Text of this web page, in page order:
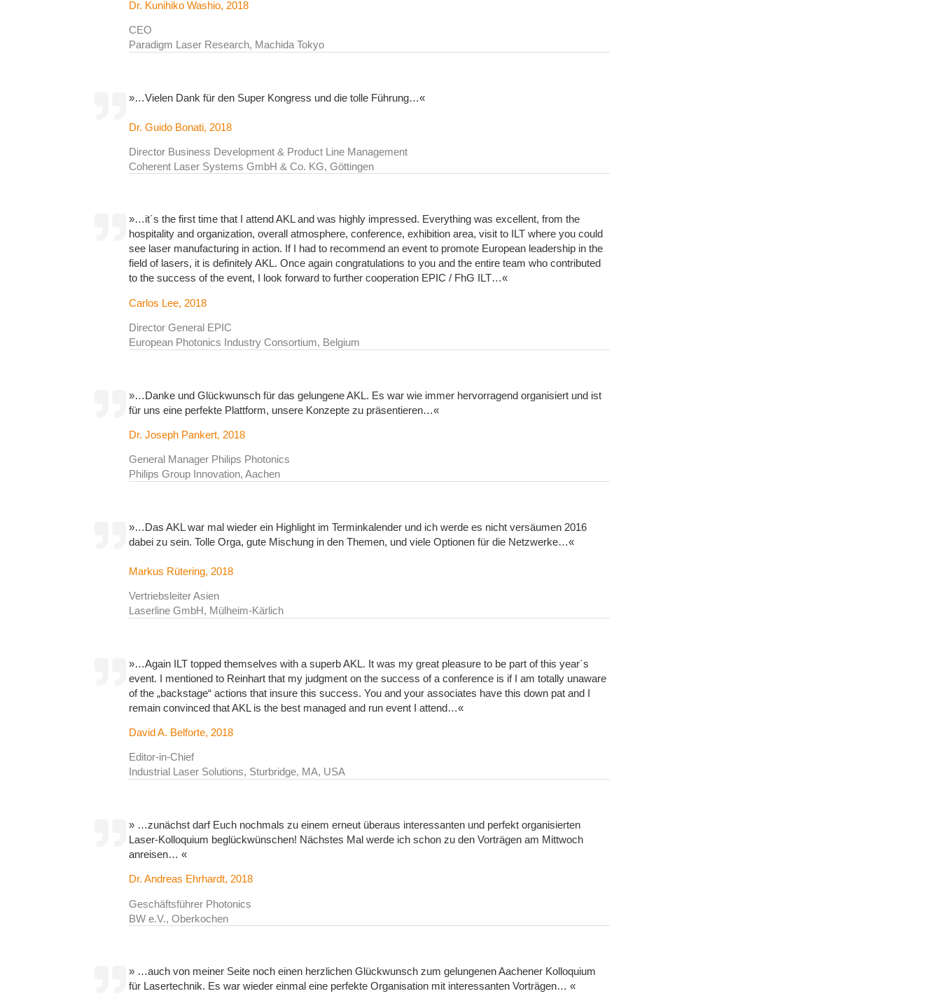
Dr. Kunihiko Washio, 2018
CEO
Paradigm Laser Research, Machida Tokyo
»…Vielen Dank für den Super Kongress und die tolle Führung…«
Dr. Guido Bonati, 2018
Director Business Development & Product Line Management
Coherent Laser Systems GmbH & Co. KG, Göttingen
»…it´s the first time that I attend AKL and was highly impressed. Everything was excellent, from the
hospitality and organization, overall atmosphere, conference, exhibition area, visit to ILT where you could
see laser manufacturing in action. If I had to recommend an event to promote European leadership in the
field of lasers, it is definitely AKL. Once again congratulations to you and the entire team who contributed
to the success of the event, I look forward to further cooperation EPIC / FhG ILT…«
Carlos Lee, 2018
Director General EPIC
European Photonics Industry Consortium, Belgium
»…Danke und Glückwunsch für das gelungene AKL. Es war wie immer hervorragend organisiert und ist
für uns eine perfekte Plattform, unsere Konzepte zu präsentieren…«
Dr. Joseph Pankert, 2018
General Manager Philips Photonics
Philips Group Innovation, Aachen
»…Das AKL war mal wieder ein Highlight im Terminkalender und ich werde es nicht versäumen 2016
dabei zu sein. Tolle Orga, gute Mischung in den Themen, und viele Optionen für die Netzwerke…«
Markus Rütering, 2018
Vertriebsleiter Asien
Laserline GmbH, Mülheim-Kärlich
»…Again ILT topped themselves with a superb AKL. It was my great pleasure to be part of this year´s
event. I mentioned to Reinhart that my judgment on the success of a conference is if I am totally unaware
of the „backstage“ actions that insure this success. You and your associates have this down pat and I
remain convinced that AKL is the best managed and run event I attend…«
David A. Belforte, 2018
Editor-in-Chief
Industrial Laser Solutions, Sturbridge, MA, USA
» …zunächst darf Euch nochmals zu einem erneut überaus interessanten und perfekt organisierten
Laser-Kolloquium beglückwünschen! Nächstes Mal werde ich schon zu den Vorträgen am Mittwoch
anreisen… «
Dr. Andreas Ehrhardt, 2018
Geschäftsführer Photonics
BW e.V., Oberkochen
» …auch von meiner Seite noch einen herzlichen Glückwunsch zum gelungenen Aachener Kolloquium
für Lasertechnik. Es war wieder einmal eine perfekte Organisation mit interessanten Vorträgen… «